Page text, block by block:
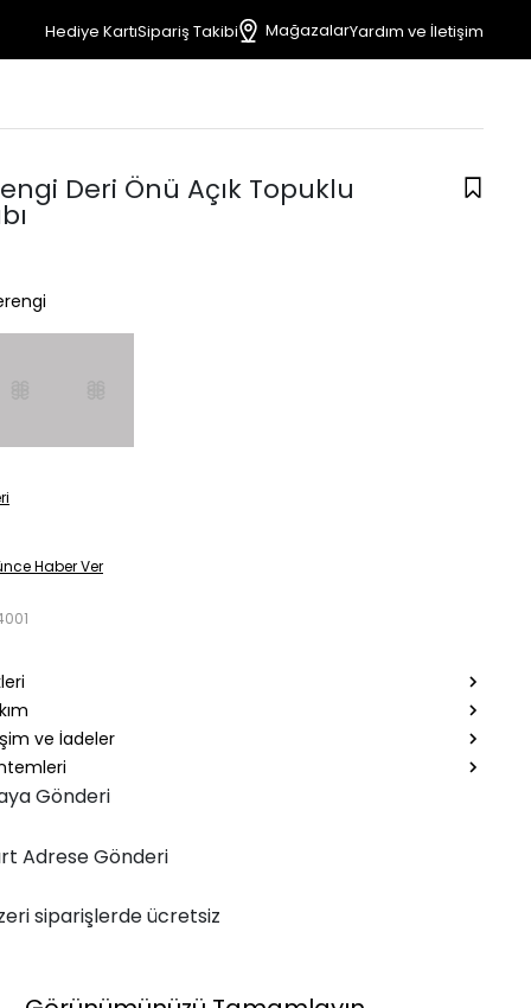
Hediye KartıSipariş Takibi MağazalarYardım ve İletişim
Deri Önü Açık Topuklu
Haber Ver
ve İadeler
Gönderi
Adrese Gönderi
siparişlerde ücretsiz